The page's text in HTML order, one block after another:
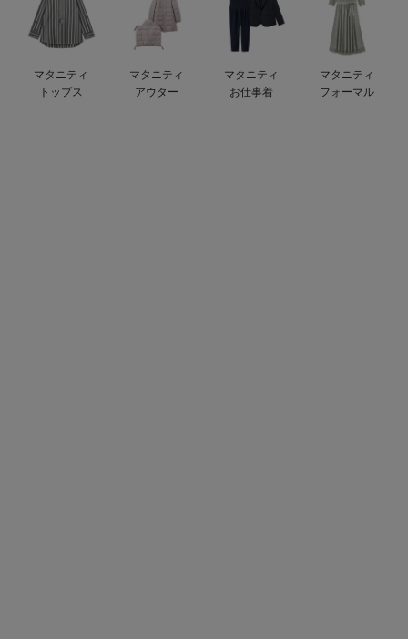
買って正解！高評価レビューアイテム
親子コーデ｜ママとベビーにおすすめ！
マタニティ
トップス
マタニティ
アウター
マタニティ
お仕事着
マタニティ
フォーマル